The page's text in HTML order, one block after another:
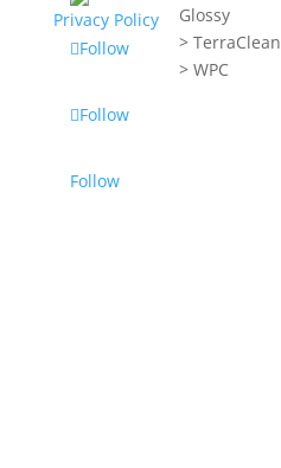
Privacy Policy
Follow
Follow
Follow
Glossy
> TerraClean
> WPC